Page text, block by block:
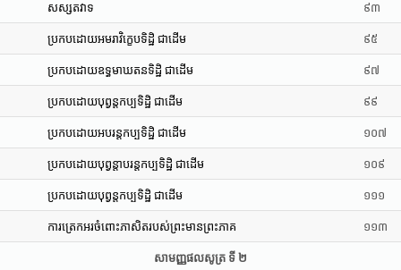
សស្សតវាទ ៩៣
ប្រកបដោយអមរាវិកេ្ខបទិដ្ឋិ ជាដើម ៩៥
ប្រកបដោយឧទ្ធមាឃតនទិដ្ឋិ ជាដើម ៩៧
ប្រកបដោយបុព្វន្តកប្បទិដ្ឋិ ជាដើម ៩៩
ប្រកបដោយអបរន្តកប្បទិដ្ឋិ ជាដើម ១០៧
ប្រកបដោយបុព្វន្តាបរន្តកប្បទិដ្ឋិ ជាដើម ១០៩
ប្រកបដោយបុព្វន្តកប្បទិដ្ឋិ ជាដើម ១១១
ការត្រេកអរចំពោះភាសិតរបស់ព្រះមានព្រះភាគ ១១៣
សាមញ្ញផលសូត្រ ទី ២